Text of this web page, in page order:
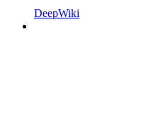
DeepWiki